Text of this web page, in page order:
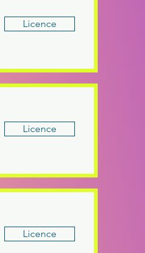
Licence
Licence
Licence